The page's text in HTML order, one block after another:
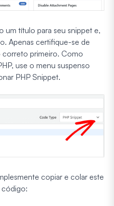
um título para seu snippet e,
Apenas certifique-se de
primeiro. Como
use o menu suspenso
PHP Snippet.
copiar e colar este